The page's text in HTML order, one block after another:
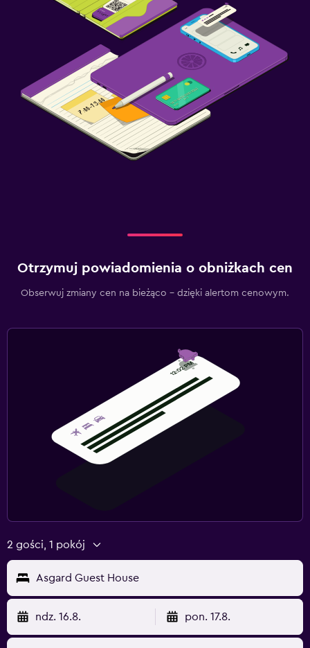
Otrzymuj powiadomienia o obniżkach cen
Obserwuj zmiany cen na bieżąco – dzięki alertom cenowym.
2 gości, 1 pokój
Asgard Guest House
ndz. 16.8. pon. 17.8.